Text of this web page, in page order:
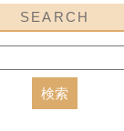
SEARCH